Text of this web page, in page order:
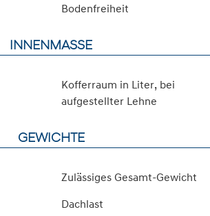
Bodenfreiheit
INNENMASSE
Kofferraum in Liter, bei
aufgestellter Lehne
GEWICHTE
Zulässiges Gesamt-Gewicht
Dachlast